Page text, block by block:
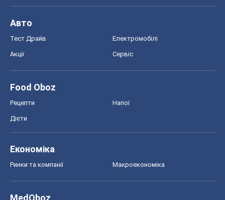
Авто
Тест Драйв Електромобілі
Акції Сервіс
Food Oboz
Рецепти Напої
Дієти
Економіка
Ринки та компанії Макроекономіка
MedOboz